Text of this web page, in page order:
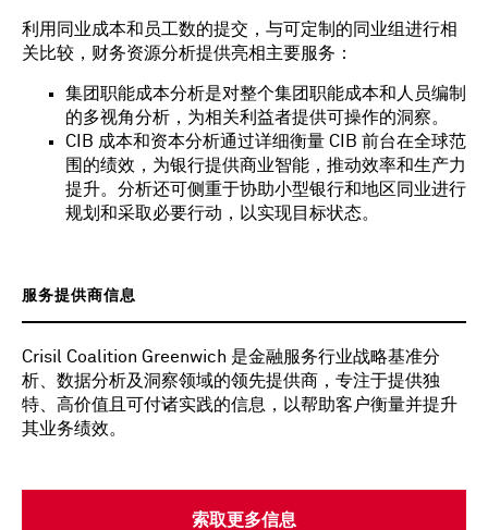
利用同业成本和员工数的提交，与可定制的同业组进行相
关比较，财务资源分析提供亮相主要服务：
集团职能成本分析是对整个集团职能成本和人员编制
的多视角分析，为相关利益者提供可操作的洞察。
CIB 成本和资本分析通过详细衡量 CIB 前台在全球范
围的绩效，为银行提供商业智能，推动效率和生产力
提升。分析还可侧重于协助小型银行和地区同业进行
规划和采取必要行动，以实现目标状态。
服务提供商信息
Crisil Coalition Greenwich 是金融服务行业战略基准分
析、数据分析及洞察领域的领先提供商，专注于提供独
特、高价值且可付诸实践的信息，以帮助客户衡量并提升
其业务绩效。
索取更多信息